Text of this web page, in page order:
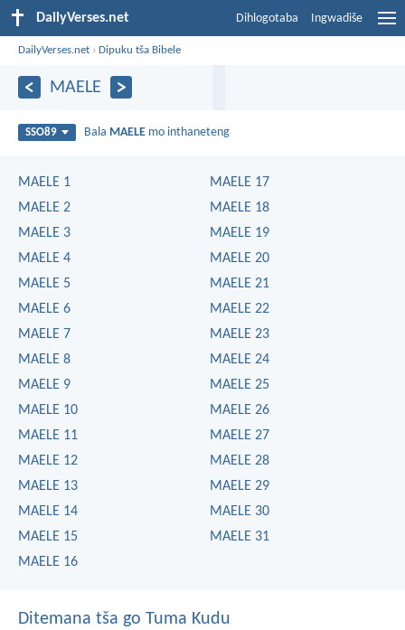
DailyVerses.net Dihlogotaba Ingwadiše
DailyVerses.net ›Dipuku tša Bibele
MAELE
SSO89 Bala MAELE mo inthaneteng
MAELE 1
MAELE 2
MAELE 3
MAELE 4
MAELE 5
MAELE 6
MAELE 7
MAELE 8
MAELE 9
MAELE 10
MAELE 11
MAELE 12
MAELE 13
MAELE 14
MAELE 15
MAELE 16
MAELE 17
MAELE 18
MAELE 19
MAELE 20
MAELE 21
MAELE 22
MAELE 23
MAELE 24
MAELE 25
MAELE 26
MAELE 27
MAELE 28
MAELE 29
MAELE 30
MAELE 31
Ditemana tša go Tuma Kudu